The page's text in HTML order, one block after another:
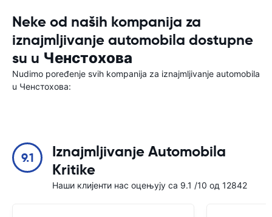
Neke od naših kompanija za
iznajmljivanje automobila dostupne
su u Ченстохова
Nudimo poređenje svih kompanija za iznajmljivanje automobila
u Ченстохова:
9.1
Iznajmljivanje Automobila
Kritike
Наши клијенти нас оцењују са 9.1 /10 од 12842